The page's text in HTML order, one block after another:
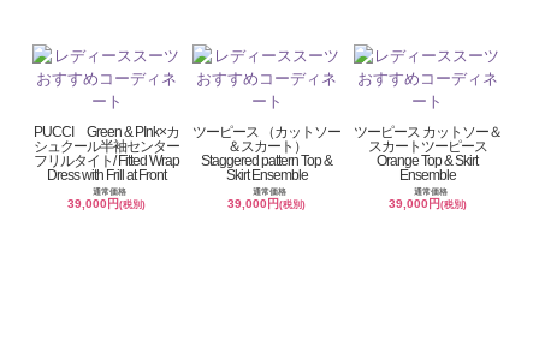
PUCCI Green & PInk×カ
シュクール半袖センター
フリルタイト/ Fitted Wrap
Dress with Frill at Front
通常価格
39,000円(税別)
ツーピース （カットソー
＆スカート）
Staggered pattern Top &
Skirt Ensemble
通常価格
39,000円(税別)
ツーピース カットソー＆
スカートツーピース
Orange Top & Skirt
Ensemble
通常価格
39,000円 (税別)